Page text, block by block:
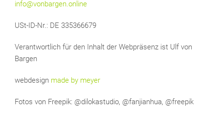
info@vonbargen.online
USt-ID-Nr.: DE 335366679
Verantwortlich für den Inhalt der Webpräsenz ist Ulf von
Bargen
webdesign made by meyer
Fotos von Freepik: @dilokastudio, @fanjianhua, @freepik